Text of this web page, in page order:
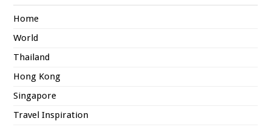
Home
World
Thailand
Hong Kong
Singapore
Travel Inspiration